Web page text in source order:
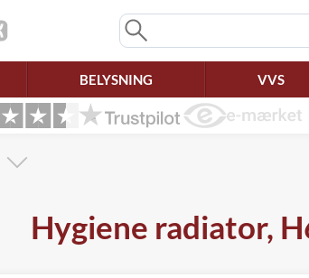
BELYSNING VVS
Hygiene radiator,